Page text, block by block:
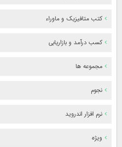
کتب متافیزیک و ماوراء
کسب درآمد و بازاریابی
مجموعه ها
نجوم
نرم افزار اندروید
ویژه